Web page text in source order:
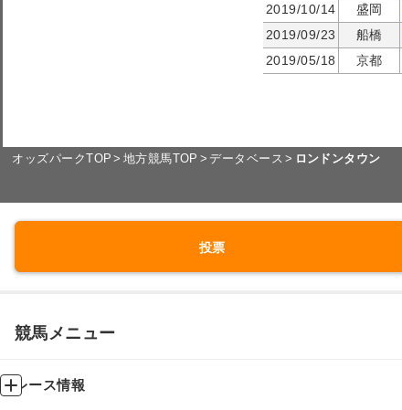
2019/10/14
盛岡
2019/09/23
船橋
2019/05/18
京都
オッズパークTOP 地方競馬TOP データベース ロンドンタウン
投票
競馬メニュー
レース情報